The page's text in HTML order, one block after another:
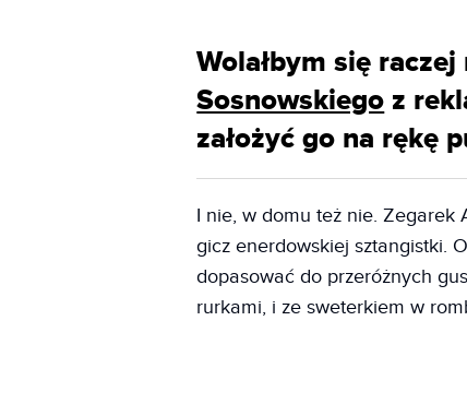
Wolałbym się
Sosnowskiego z
założyć go na rękę
I nie, w domu też nie. Zegarek
gicz enerdowskiej sztangistki.
dopasować do przeróżnych
rurkami, i ze sweterkiem w